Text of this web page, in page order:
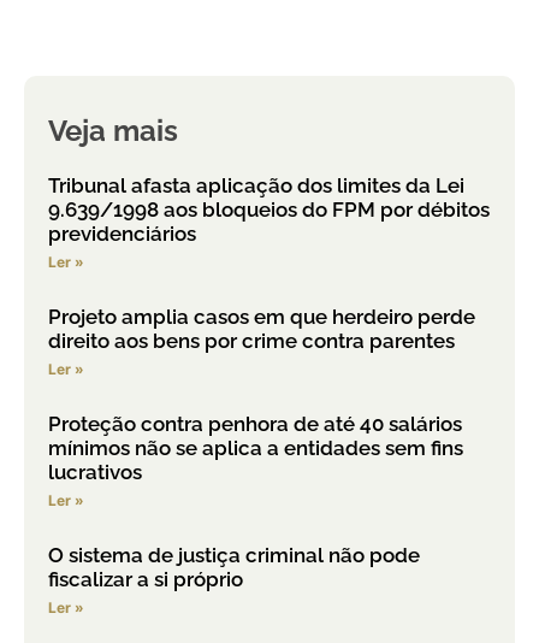
Veja mais
Tribunal afasta aplicação dos limites da Lei
9.639/1998 aos bloqueios do FPM por débitos
previdenciários
Ler »
Projeto amplia casos em que herdeiro perde
direito aos bens por crime contra parentes
Ler »
Proteção contra penhora de até 40 salários
mínimos não se aplica a entidades sem fins
lucrativos
Ler »
O sistema de justiça criminal não pode
fiscalizar a si próprio
Ler »